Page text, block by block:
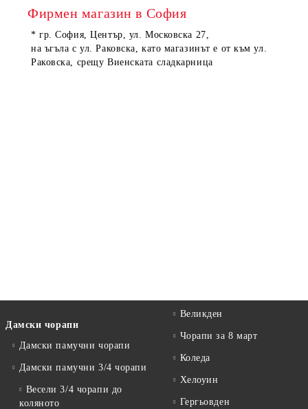
Фирмен магазин в София
* гр. София, Център, ул. Московска 27,
на ъгъла с ул. Раковска, като магазинът е от към ул.
Раковска, срещу Виенската сладкарница
Дамски чорапи
Дамски памучни чорапи
Дамски памучни 3/4 чорапи
Весели 3/4 чорапи до
коляното
Великден
Чорапи за 8 март
Коледа
Хелоуин
Гергьовден